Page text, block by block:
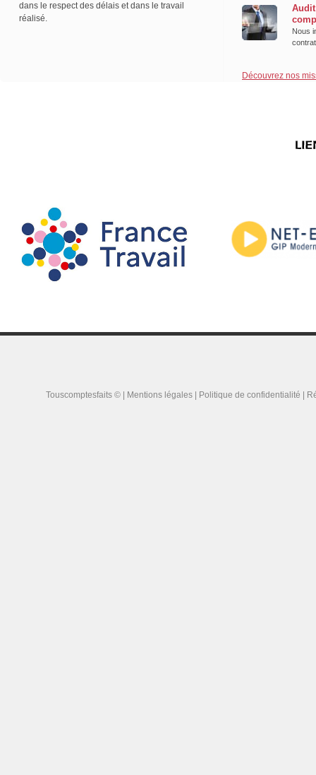
dans le respect des délais et dans le travail
réalisé.
Nous
Découvrez nos
Touscomptesfaits © | Mentions légales Politique de confidentialité |